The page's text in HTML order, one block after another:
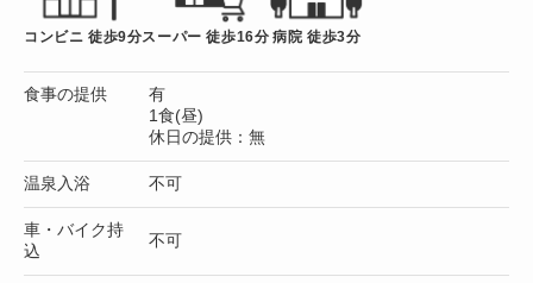
コンビニ 徒歩9分スーパー 徒歩16分 病院 徒歩3分
食事の提供
有
1食(昼)
休日の提供：無
温泉入浴 不可
車・バイク持
込
不可